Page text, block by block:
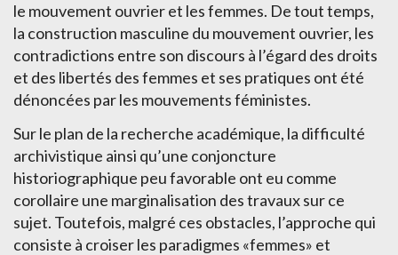
le mouvement ouvrier et les femmes. De tout temps,
la construction masculine du mouvement ouvrier, les
contradictions entre son discours à l’égard des droits
et des libertés des femmes et ses pratiques ont été
dénoncées par les mouvements féministes.
Sur le plan de la recherche académique, la difficulté
archivistique ainsi qu’une conjoncture
historiographique peu favorable ont eu comme
corollaire une marginalisation des travaux sur ce
sujet. Toutefois, malgré ces obstacles, l’approche qui
consiste à croiser les paradigmes «femmes» et